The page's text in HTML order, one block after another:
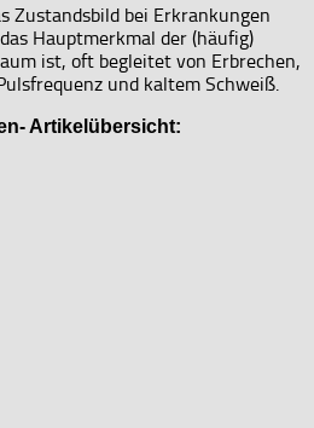
Zustandsbild bei Erkrankungen
Hauptmerkmal der (häufig)
ist, oft begleitet von Erbrechen,
und kaltem Schweiß.
Artikelübersicht: